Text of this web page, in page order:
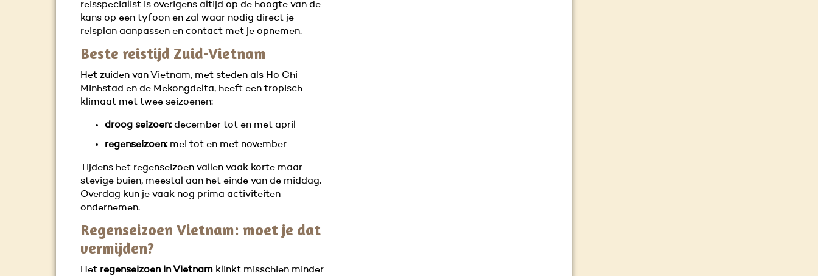
reisspecialist is overigens altijd op de hoogte van de
kans op een tyfoon en zal waar nodig direct je
reisplan aanpassen en contact met je opnemen.
Beste reistijd Zuid-Vietnam
Het zuiden van Vietnam, met steden als Ho Chi
Minhstad en de Mekongdelta, heeft een tropisch
klimaat met twee seizoenen:
droog seizoen:december tot en met april
regenseizoen:mei tot en met november
Tijdens het regenseizoen vallen vaak korte maar
stevige buien, meestal aan het einde van de middag.
Overdag kun je vaak nog prima activiteiten
ondernemen.
Regenseizoen Vietnam: moet je dat
vermijden?
Het regenseizoen in Vietnam klinkt misschien minder